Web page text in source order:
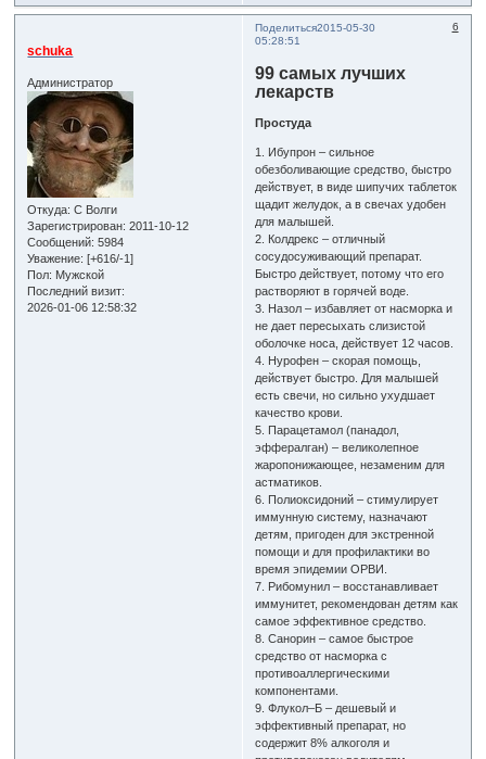
Поделиться 6
2015-05-30
05:28:51
schuka
Администратор
Откуда: С Волги
Зарегистрирован: 2011-10-12
Сообщений: 5984
Уважение: [+616/-1]
Пол: Мужской
Последний визит:
2026-01-06 12:58:32
99 самых лучших
лекарств
Простуда
1. Ибупрон – сильное
обезболивающие средство, быстро
действует, в виде шипучих таблеток
щадит желудок, а в свечах удобен
для малышей.
2. Колдрекс – отличный
сосудосуживающий препарат.
Быстро действует, потому что его
растворяют в горячей воде.
3. Назол – избавляет от насморка и
не дает пересыхать слизистой
оболочке носа, действует 12 часов.
4. Нурофен – скорая помощь,
действует быстро. Для малышей
есть свечи, но сильно ухудшает
качество крови.
5. Парацетамол (панадол,
эффералган) – великолепное
жаропонижающее, незаменим для
астматиков.
6. Полиоксидоний – стимулирует
иммунную систему, назначают
детям, пригоден для экстренной
помощи и для профилактики во
время эпидемии ОРВИ.
7. Рибомунил – восстанавливает
иммунитет, рекомендован детям как
самое эффективное средство.
8. Санорин – самое быстрое
средство от насморка с
противоаллергическими
компонентами.
9. Флукол–Б – дешевый и
эффективный препарат, но
содержит 8% алкоголя и